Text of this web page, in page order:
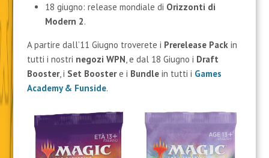
18 giugno: release mondiale di Orizzonti di
Modern 2.
A partire dall’11 Giugno troverete i Prerelease Pack in
tutti i nostri negozi WPN , e dal 18 Giugno i Draft
Booster, i Set Boostere i Bundlein tutti i Games
Academy & Funside.